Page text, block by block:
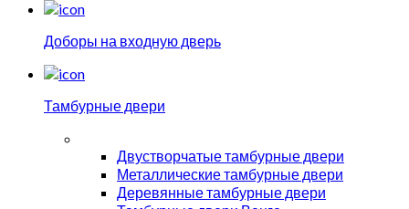
Доборы на входную дверь
Тамбурные двери
Двустворчатые тамбурные двери
Металлические тамбурные двери
Деревянные тамбурные двери